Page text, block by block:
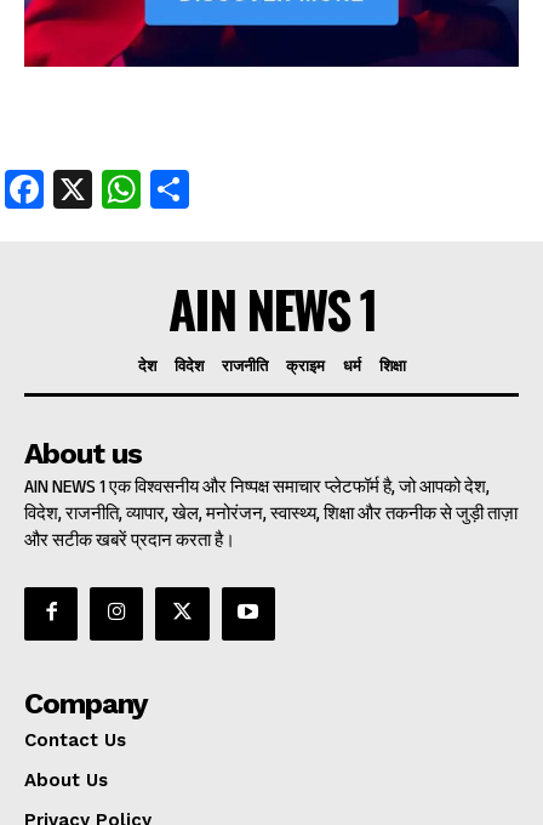
Facebook
X WhatsApp
AIN NEWS 1
देश विदेश राजनीति क्राइम धर्म शिक्षा
About us
AIN NEWS 1 एक विश्वसनीय और निष्पक्ष समाचार प्लेटफॉर्म है, जो आपको देश,
विदेश, राजनीति, व्यापार, खेल, मनोरंजन, स्वास्थ्य, शिक्षा और तकनीक से जुड़ी ताज़ा
और सटीक खबरें प्रदान करता है।
Company
Contact Us
About Us
Privacy Policy